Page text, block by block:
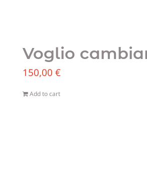
Voglio
150,00 €
Add to cart